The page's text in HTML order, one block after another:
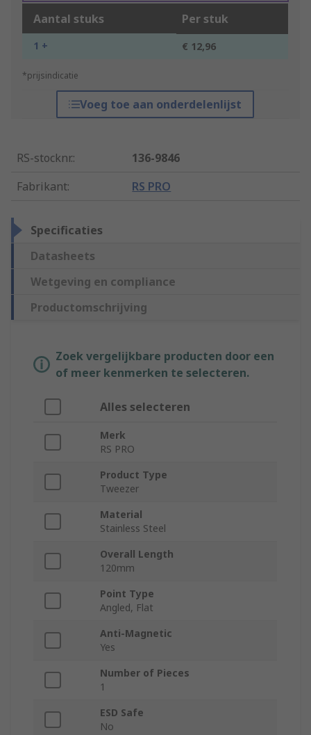
Aantal stuks Per stuk
1 + € 12,96
*prijsindicatie
Voeg toe aan onderdelenlijst
RS-stocknr.:
136-9846
Fabrikant: RS PRO
Specificaties
Datasheets
Wetgeving en compliance
Productomschrijving
Zoek vergelijkbare producten door een
of meer kenmerken te selecteren.
Alles selecteren
Merk
RS PRO
Product Type
Tweezer
Material
Stainless Steel
Overall Length
120mm
Point Type
Angled, Flat
Anti-Magnetic
Yes
Number of Pieces
1
ESD Safe
No